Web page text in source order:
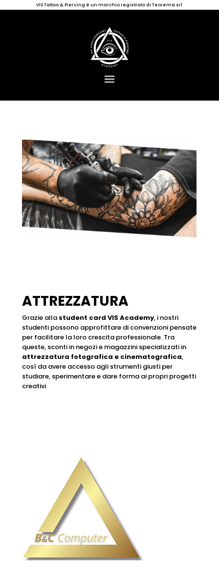
VIS Tattoo & Piercing è un marchio registrato di Teorema srl
ATTREZZATURA
Grazie alla student card VIS Academy, i nostri
studenti possono approfittare di convenzioni pensate
per facilitare la loro crescita professionale. Tra
queste, sconti in negozi e magazzini specializzati in
attrezzatura fotografica e cinematografica,
così da avere accesso agli strumenti giusti per
studiare, sperimentare e dare forma ai propri progetti
creativi.